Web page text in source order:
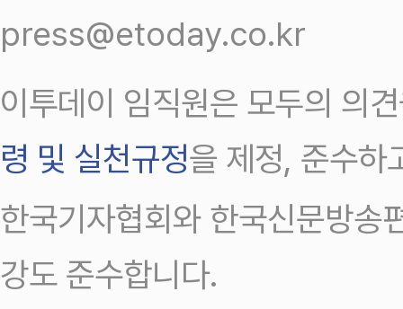
press@etoday.co.kr
이투데이 임직원은 모두의 의
령 및 실천규정을 제정, 준수하
한국기자협회와 한국신문방송
강도 준수합니다.